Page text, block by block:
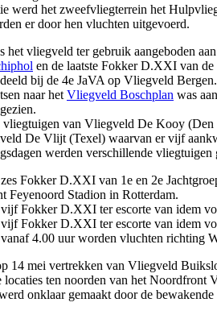
werd het zweefvliegterrein het
er door hen vluchten uitgevoerd.
het vliegveld ter gebruik aangeboden
en de laatste Fokker D.XXI van
bij de 4e JaVA op Vliegveld
naar het Vliegveld Boschplan was
van Vliegveld De Kooy (Den
De Vlijt (Texel) waarvan er vijf
werden verschillende vliegtuigen
Fokker D.XXI van 1e en 2e
Feyenoord Stadion in Rotterdam.
Fokker D.XXI ter escorte van idem
Fokker D.XXI ter escorte van idem
4.00 uur worden vluchten richting
14 mei vertrekken van Vliegveld
ten noorden van het Noordfront
onklaar gemaakt door de